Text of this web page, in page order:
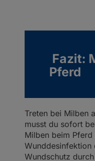
Fazit:
Pferd
Treten bei Milben
musst du sofort
Milben beim Pferd
Wunddesinfektion
Wundschutz